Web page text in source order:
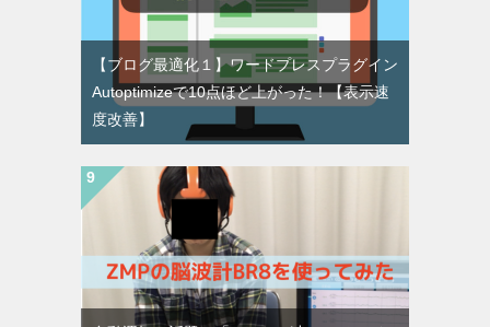
【ブログ最適化１】ワードプレスプラグイン
Autoptimizeで10点ほど上がった！【表示速
度改善】